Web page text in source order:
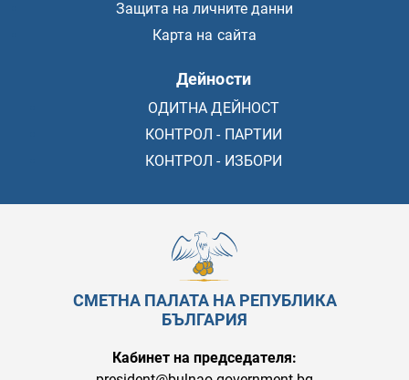
Защита на личните данни
Карта на сайта
Дейности
ОДИТНА ДЕЙНОСТ
КОНТРОЛ - ПАРТИИ
КОНТРОЛ - ИЗБОРИ
СМЕТНА ПАЛАТА НА РЕПУБЛИКА
БЪЛГАРИЯ
Кабинет на председателя: